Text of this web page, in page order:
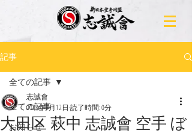
記事
全ての記事
お知らせ
全ての記事
大田区 萩中 志誠會 空手 ぼ
志誠會
2023年9月12日 読了時間: 0分